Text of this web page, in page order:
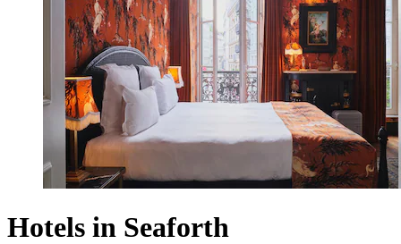
Hotels in Seaforth